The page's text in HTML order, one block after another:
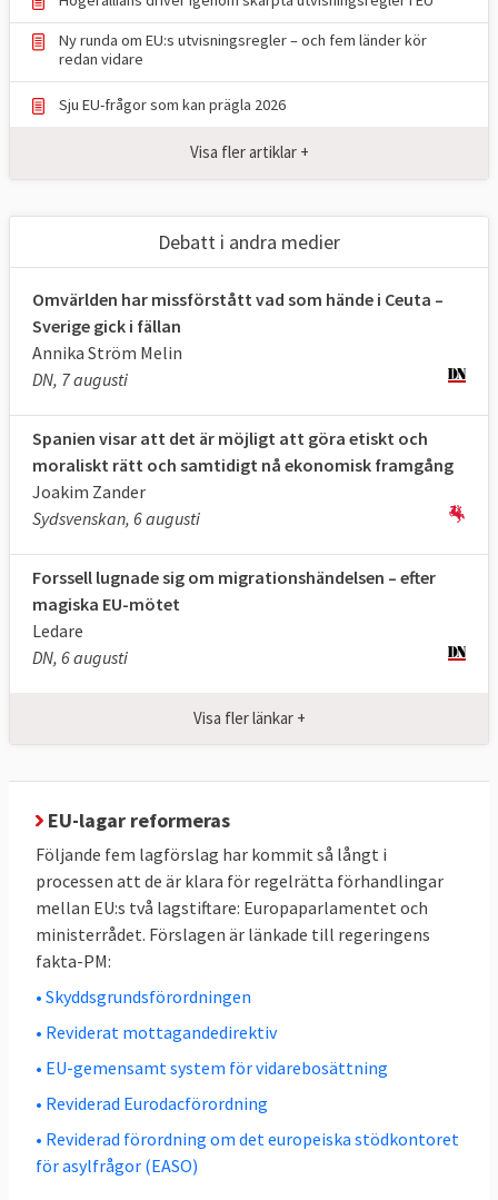
och alla som söker asyl i EU ska screenas.
Det gäller även dem som inte söker asyl.
Screeningen omfattar en rad punkter:
att bedöma eventuellt vårdbehov eller
tortyr)
Identifiering (genom ID- och
resehandlingar och via europeiska
informationsdatabaser)
Registrering och fingeravtryck
Säkerhetskontroll (för att säkerställa
att personen inte utgör något hot, sker
via EU-databaser så väl som Europols
och Interpols databaser)
Vidarebefordring av ärendet (beroende
på huruvida personen ansöker om asyl
eller ej)
Screeningen ska genomföras vid eller i
personen påträffades inne i EU kan
Processen får inte ta längre än fem dagar
med möjlighet till förlängning med samma
tid i särskilda fall.
Tolv veckors asylprövning
Om den asylansökande uppfyller ett av tre
villkor ska den genomgå
gränsförfarande för asylprövning
asylbehovet utredas under högst tolv
veckor. De asylansökande ska hållas i eller i
transitzoner.
Tre villkor för gränsförfarande:
Ny runda om EU:s utvisningsregler – och fem länder kör
redan vidare
Sju EU-frågor som kan prägla 2026
Visa fler artiklar +
Debatt i andra medier
Omvärlden har missförstått vad som hände i Ceuta –
Sverige gick i fällan
Annika Ström Melin
DN, 7 augusti
Spanien visar att det är möjligt att göra etiskt och
moraliskt rätt och samtidigt nå ekonomisk framgång
Joakim Zander
Sydsvenskan, 6 augusti
Forssell lugnade sig om migrationshändelsen – efter
magiska EU-mötet
Ledare
DN, 6 augusti
Visa fler länkar +
EU-lagar reformeras
Följande fem lagförslag har kommit så långt i
processen att de är klara för regelrätta förhandlingar
mellan EU:s två lagstiftare: Europaparlamentet och
ministerrådet. Förslagen är länkade till regeringens
fakta-PM:
• Skyddsgrundsförordningen
• Reviderat mottagandedirektiv
• EU-gemensamt system för vidarebosättning
• Reviderad Eurodacförordning
• Reviderad förordning om det europeiska stödkontoret
för asylfrågor (EASO)